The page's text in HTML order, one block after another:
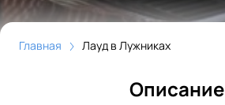
Главная Лауд в Лужниках
Описание